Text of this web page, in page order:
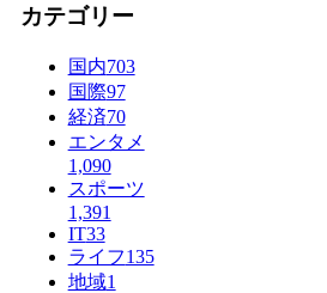
カテゴリー
国内703
国際97
経済70
エンタメ
1,090
スポーツ
1,391
IT33
ライフ135
地域1